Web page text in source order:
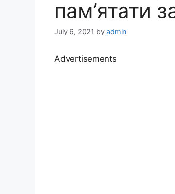
пам’ятати
July 6, 2021 by admin
Advertisements